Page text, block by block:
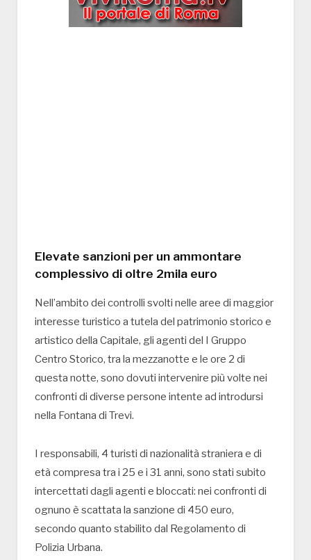
Elevate sanzioni per un ammontare
complessivo di oltre 2mila euro
Nell’ambito dei controlli svolti nelle aree di maggior
interesse turistico a tutela del patrimonio storico e
artistico della Capitale, gli agenti del I Gruppo
Centro Storico, tra la mezzanotte e le ore 2 di
questa notte, sono dovuti intervenire più volte nei
confronti di diverse persone intente ad introdursi
nella Fontana di Trevi.
I responsabili, 4 turisti di nazionalità straniera e di
età compresa tra i 25 e i 31 anni, sono stati subito
intercettati dagli agenti e bloccati: nei confronti di
ognuno è scattata la sanzione di 450 euro,
secondo quanto stabilito dal Regolamento di
Polizia Urbana.